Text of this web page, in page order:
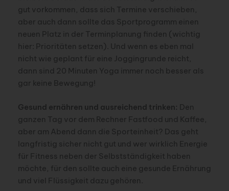
gut vorkommen, dass sich Termine verschieben,
aber auch dann sollte das Sportprogramm einen
neuen Platz in der Terminplanung finden (wichtig
hier: Prioritäten setzen). Und wenn es eben mal
nicht wie geplant für eine Joggingrunde reicht,
dann sind 20 Minuten Yoga immer noch besser als
gar keine Bewegung!
Gesund ernähren und ausreichend trinken: Den
ganzen Tag vor dem Rechner Fastfood und Kaffee,
aber am Abend dann die Sporteinheit? Das geht
langfristig sicher nicht gut und wer wirklich Energie
für Fitness neben der Selbstständigkeit haben
möchte, für den sollte auch eine gesunde Ernährung
und viel Flüssigkeit dazu gehören.